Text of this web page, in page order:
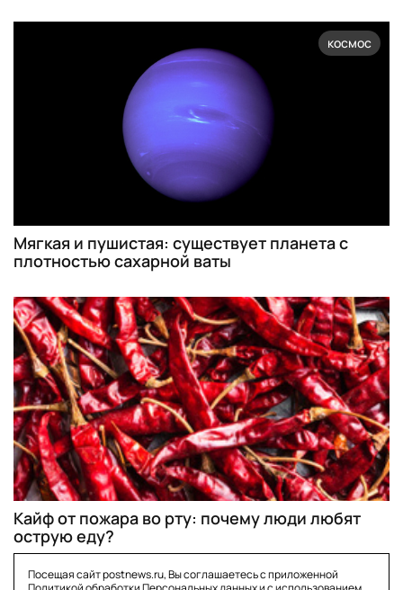
космос
Мягкая и пушистая: существует планета с
плотностью сахарной ваты
Кайф от пожара во рту: почему люди любят
острую еду?
Посещая сайт postnews.ru, Вы соглашаетесь с приложенной